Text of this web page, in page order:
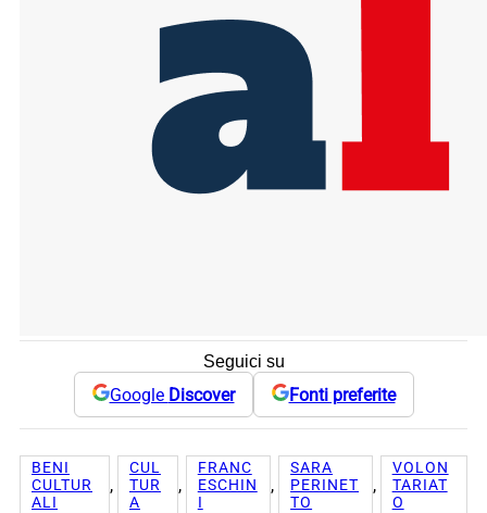
Seguici su
Google Discover Fonti preferite
BENI
CULTUR
ALI
,
CUL
TUR
A
,
FRANC
ESCHIN
I
,
SARA
PERINET
TO
,
VOLON
TARIAT
O